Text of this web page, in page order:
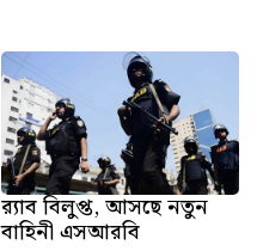
র‍্যাব বিলুপ্ত, আসছে নতুন
বাহিনী এসআরবি